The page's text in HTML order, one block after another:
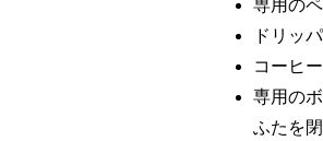
専用の
ドリッ
コーヒ
専用の
ふたを